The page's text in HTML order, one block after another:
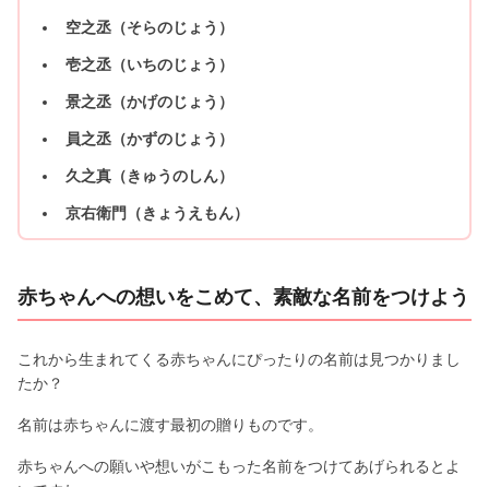
空之丞（そらのじょう）
壱之丞（いちのじょう）
景之丞（かげのじょう）
員之丞（かずのじょう）
久之真（きゅうのしん）
京右衛門（きょうえもん）
赤ちゃんへの想いをこめて、素敵な名前をつけよう
これから生まれてくる赤ちゃんにぴったりの名前は見つかりまし
たか？
名前は赤ちゃんに渡す最初の贈りものです。
赤ちゃんへの願いや想いがこもった名前をつけてあげられるとよ